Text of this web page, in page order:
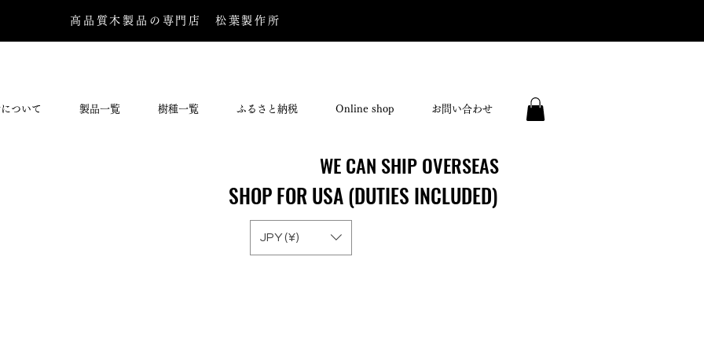
高品質木製品の専門店 松葉製作所
ついて 製品一覧 樹種一覧 ふるさと納税 Online shop お問い合わせ
WE CAN SHIP OVERSEAS
WE CAN SHIP OVERSEAS
SHOP FOR USA (DUTIES INCLUDED)
SHOP FOR USA (DUTIES INCLUDED)
JPY (¥)